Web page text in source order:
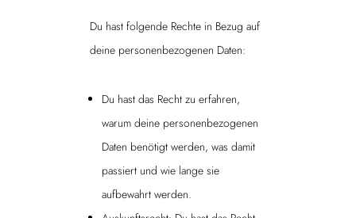
Du hast folgende Rechte in Bezug auf
deine personenbezogenen Daten:
Du hast das Recht zu erfahren,
warum deine personenbezogenen
Daten benötigt werden, was damit
passiert und wie lange sie
aufbewahrt werden.